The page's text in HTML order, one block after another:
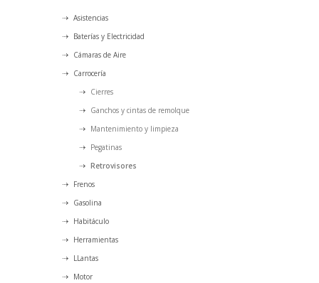
Asistencias
Baterías y Electricidad
Cámaras de Aire
Carrocería
Cierres
Ganchos y cintas de remolque
Mantenimiento y limpieza
Pegatinas
Retrovisores
Frenos
Gasolina
Habitáculo
Herramientas
LLantas
Motor